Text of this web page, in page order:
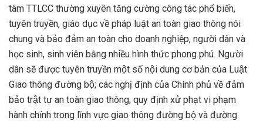
tâm TTLCC thường xuyên tăng cường công tác phổ biến,
tuyên truyền, giáo dục về pháp luật an toàn giao thông nói
chung và bảo đảm an toàn cho doanh nghiệp, người dân và
học sinh, sinh viên bằng nhiều hình thức phong phú. Người
dân sẽ được tuyên truyền một số nội dung cơ bản của Luật
Giao thông đường bộ; các nghị định của Chính phủ về đảm
bảo trật tự an toàn giao thông; quy định xử phạt vi phạm
hành chính trong lĩnh vực giao thông đường bộ và đường